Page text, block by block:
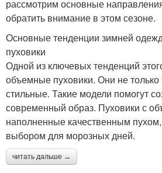
рассмотрим основные
обратить внимание в этом сезоне.
Основные тенденции зимней
пуховики
Одной из ключевых тенденций
объемные пуховики. Они не
стильные. Такие модели помогут
современный образ. Пуховики с
наполненные качественным
выбором для морозных дней.
читать дальше →